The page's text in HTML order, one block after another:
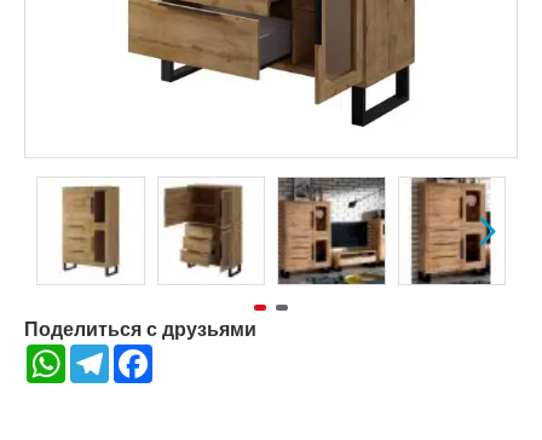
Поделиться с друзьями
WhatsAppTelegram